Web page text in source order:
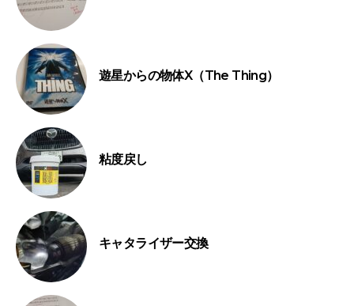
遊星からの物体X（The Thing）
粘度戻し
キャタライザー交換